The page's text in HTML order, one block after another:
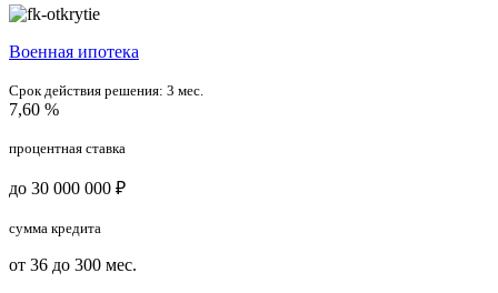
Военная ипотека
Срок действия решения: 3 мес.
7,60 %
процентная ставка
до 30 000 000 ₽
сумма кредита
от 36 до 300 мес.